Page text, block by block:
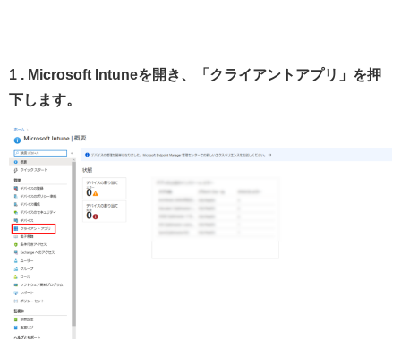
1 . Microsoft Intuneを開き、「クライアントアプリ」を押
下します。